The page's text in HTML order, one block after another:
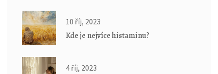
10 říj, 2023
Kde je nejvíce histaminu?
4 říj, 2023